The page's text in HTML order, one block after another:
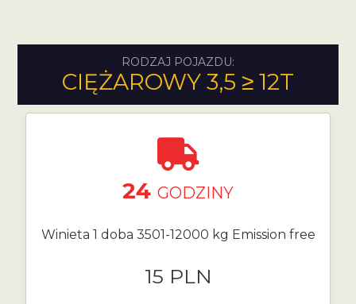
RODZAJ POJAZDU:
CIĘŻAROWY 3,5 ≥ 12T
24 GODZINY
Winieta 1 doba 3501-12000 kg Emission free
15 PLN